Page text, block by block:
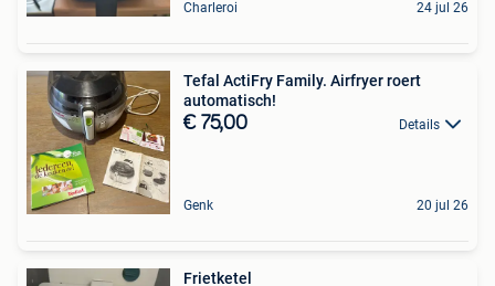
Charleroi 24 jul 26
Tefal ActiFry Family. Airfryer roert
automatisch!
€ 75,00 Details
Genk 20 jul 26
Frietketel